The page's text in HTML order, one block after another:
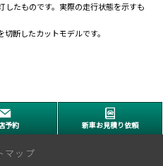
たものです。実際の走行状態を示すも
断したカットモデルです。
予約 新車お見積り依頼
マップ